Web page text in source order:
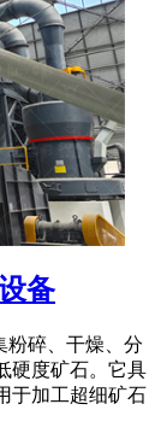
备
粉碎、干燥、分
硬度矿石。它具
于加工超细矿石